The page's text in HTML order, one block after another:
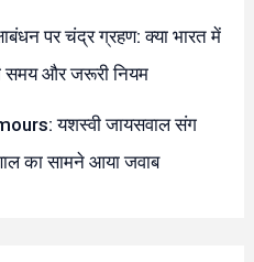
पर चंद्र ग्रहण: क्या भारत में
समय और जरूरी नियम
यशस्वी जायसवाल संग
का सामने आया जवाब